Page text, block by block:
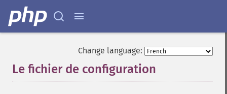
Change language:
Le fichier de configuration